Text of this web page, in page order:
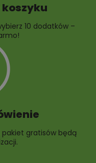
10 dodatków –
pakiet gratisów będą